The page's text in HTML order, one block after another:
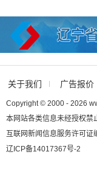
关于我们 广告报价
Copyright © 2000 - 2026
本网站各类信息未经授权
互联网新闻信息服务许可
辽ICP备14017367号-2